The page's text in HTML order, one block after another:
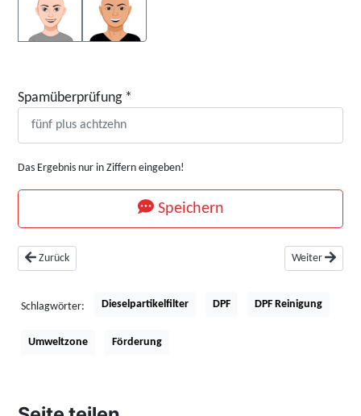
Spamüberprüfung *
Das Ergebnis nur in Ziffern eingeben!
Speichern
Vorheriger Beitrag: Telematik verspricht fairere Beitragsermittlung für
Zurück Nächster
Weiter
Schlagwörter: Dieselpartikelfilter DPF DPF Reinigung
Umweltzone Förderung